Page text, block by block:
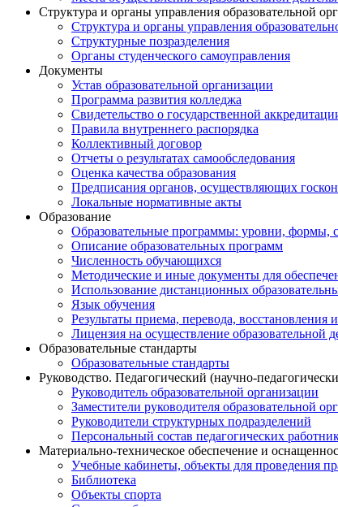
Структура и органы управления образовательной
Структура и органы управления
Структурные позразделения
Органы студенческого самоуправления
Документы
Устав образовательной организации
Программа развития колледжа
Свидетельство о государственной
Правила внутреннего распорядка
Коллективный договор
Отчеты о результатах самообследования
Оценка качества образования
Предписания органов, осуществляющих
Локальные нормативные акты
Образование
Образовательные программы: уровни, формы,
Описание образовательных программ
Численность обучающихся
Методические и иные документы для
Использование дистанционных
Язык обучения
Результаты приема, перевода, восстановления
Лицензия на осуществление образовательной
Образовательные стандарты
Образовательные стандарты
Руководство. Педагогический (научно-
Руководитель образовательной организации
Заместители руководителя образовательной
Руководители структурных подразделений
Персональный состав педагогических
Материально-техническое обеспечение и
Учебные кабинеты, объекты для проведения
Библиотека
Объекты спорта